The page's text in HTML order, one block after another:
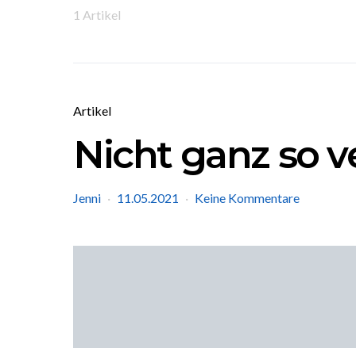
1 Artikel
Artikel
Nicht ganz so
Jenni 11.05.2021 Keine Kommentare